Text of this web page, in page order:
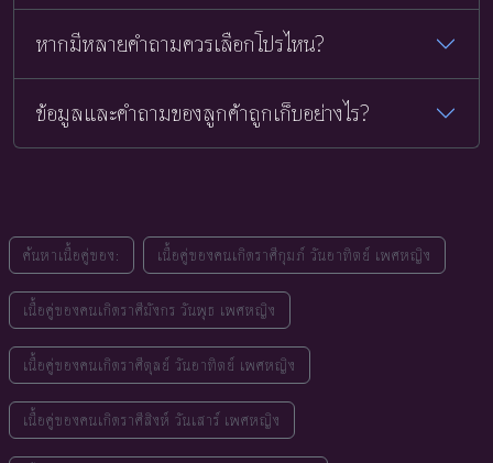
หากมีหลายคำถามควรเลือกโปรไหน?
ข้อมูลและคำถามของลูกค้าถูกเก็บอย่างไร?
ค้นหาเนื้อคู่ของ: เนื้อคู่ของคนเกิดราศีกุมภ์ วันอาทิตย์ เพศหญิง
เนื้อคู่ของคนเกิดราศีมังกร วันพุธ เพศหญิง
เนื้อคู่ของคนเกิดราศีตุลย์ วันอาทิตย์ เพศหญิง
เนื้อคู่ของคนเกิดราศีสิงห์ วันเสาร์ เพศหญิง